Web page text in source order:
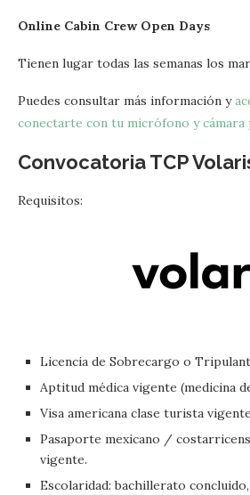
Online Cabin Crew Open Days
Tienen lugar todas las semanas los
Puedes consultar más información y
conectarte con tu micrófono y cámara
Convocatoria TCP
Requisitos:
Licencia de Sobrecargo o
Aptitud médica vigente (medicina
Visa americana clase turista
Pasaporte mexicano /
vigente.
Escolaridad: bachillerato